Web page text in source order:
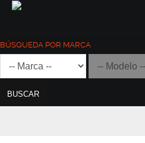
BÚSQUEDA POR MARCA
BUSCAR